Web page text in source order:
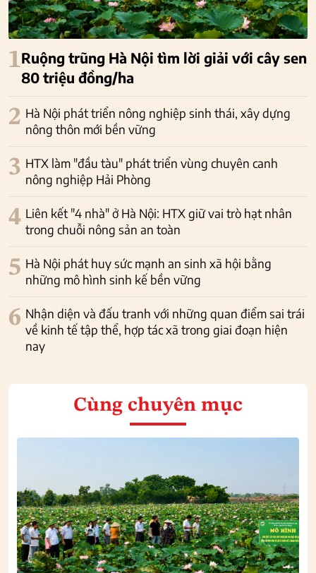
1Ruộng trũng Hà Nội tìm lời giải với cây sen
80 triệu đồng/ha
2 Hà Nội phát triển nông nghiệp sinh thái, xây dựng
nông thôn mới bền vững
3 HTX làm "đầu tàu" phát triển vùng chuyên canh
nông nghiệp Hải Phòng
4 Liên kết "4 nhà" ở Hà Nội: HTX giữ vai trò hạt nhân
trong chuỗi nông sản an toàn
5 Hà Nội phát huy sức mạnh an sinh xã hội bằng
những mô hình sinh kế bền vững
6 Nhận diện và đấu tranh với những quan điểm sai trái
về kinh tế tập thể, hợp tác xã trong giai đoạn hiện
nay
Cùng chuyên mục